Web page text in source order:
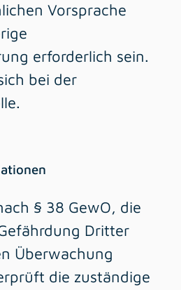
Vorsprache
erforderlich sein.
bei der
§ 38 GewO, die
Dritter
Überwachung
die zuständige